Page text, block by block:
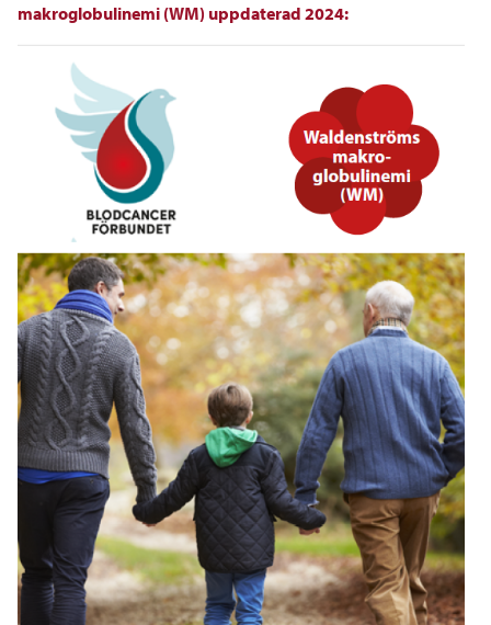
makroglobulinemi (WM) uppdaterad 2024: